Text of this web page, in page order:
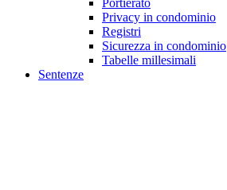
Portierato
Privacy in condominio
Registri
Sicurezza in condominio
Tabelle millesimali
Sentenze